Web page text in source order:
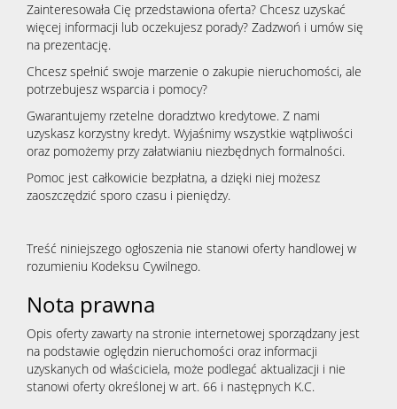
Zainteresowała Cię przedstawiona oferta? Chcesz uzyskać
więcej informacji lub oczekujesz porady? Zadzwoń i umów się
na prezentację.
Chcesz spełnić swoje marzenie o zakupie nieruchomości, ale
potrzebujesz wsparcia i pomocy?
Gwarantujemy rzetelne doradztwo kredytowe. Z nami
uzyskasz korzystny kredyt. Wyjaśnimy wszystkie wątpliwości
oraz pomożemy przy załatwianiu niezbędnych formalności.
Pomoc jest całkowicie bezpłatna, a dzięki niej możesz
zaoszczędzić sporo czasu i pieniędzy.
Treść niniejszego ogłoszenia nie stanowi oferty handlowej w
rozumieniu Kodeksu Cywilnego.
Nota prawna
Opis oferty zawarty na stronie internetowej sporządzany jest
na podstawie oględzin nieruchomości oraz informacji
uzyskanych od właściciela, może podlegać aktualizacji i nie
stanowi oferty określonej w art. 66 i następnych K.C.